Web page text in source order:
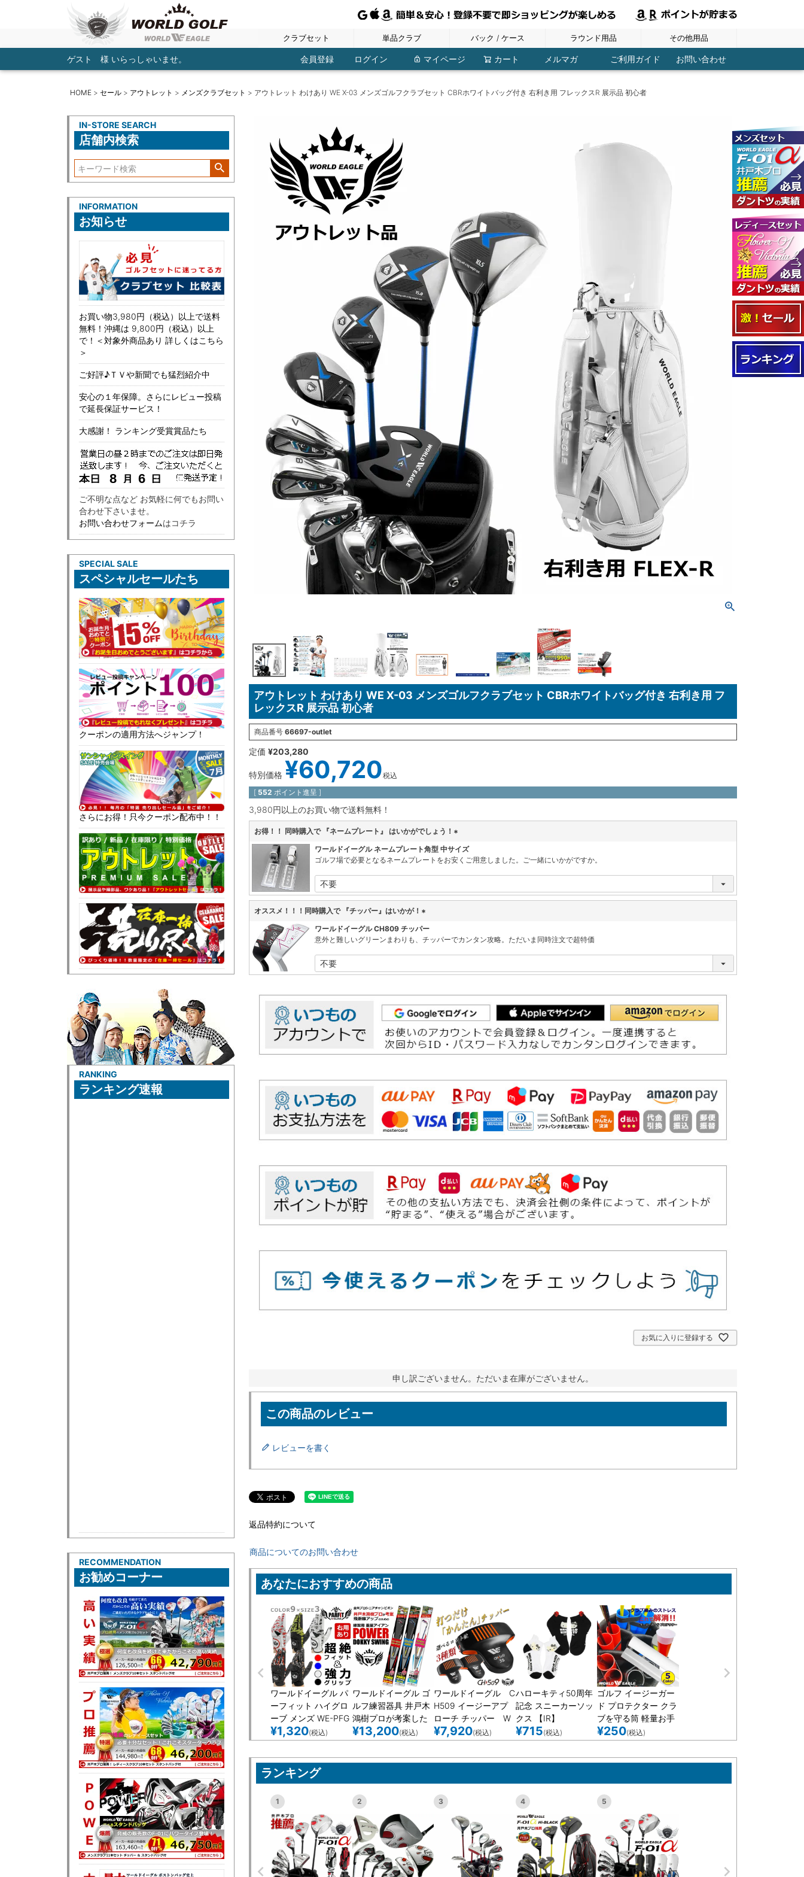
クラブセット
メンズ
レディース
ジュニア
単品クラブ
ドライバー メンズ
レディース
ジュニア
フェアウェイウッド メンズ
レディース
ジュニア
ユーティリティ メンズ
レディース
ジュニア
アイアン メンズ
レディース
ジュニア
ウェッジ・チッパー メンズ
レディース
メンズ
レディース
ジュニア
バック / ケース
メンズバッグ
レディースバッグ
ジュニアバッグ
クラブケース
ボストンバッグ
シューズケース
ポーチ・小物入れ
トラベルカバー
その他
ラウンド用品
グローブ
シューズ メンズ
レディース
ヘッドカバー ドライバー用
ＦＷ用
ＵＴ用
アイアン用
ブレード パター用
マレット パター用
ラウンド用品 スコアーカウンター
ティー
ティーホルダー
ディポットツール
パターキャッチャー
ボールケース
マーカー
傘・パラソル
レーザー距離計
GPSナビ
フック付タオル
その他
その他用品
パーツ / メンテ
練習用品
コンペ用品
コース用品
ネームプレート
健康
アウトドア
トレーニング
その他
ゲスト 様 いらっしゃいませ。 マイページ カート メルマガ ご利用ガイド お問い合わせ
会員登録 ログイン
HOME セール アウトレット メンズクラブセット アウトレット わけあり WE X-03 メンズゴルフクラブセット CBRホワイトバッグ付き 右利き用 フレックスR 展示品 初心者
IN-STORE SEARCH
店舗内検索
INFORMATION
お知らせ
お買い物3,980円（税込）以上で送料
無料！沖縄は 9,800円（税込）以上
で！＜対象外商品あり 詳しくはこちら
＞
ご好評♪ＴＶや新聞でも猛烈紹介中
安心の１年保障。さらにレビュー投稿
で延長保証サービス！
大感謝！ ランキング受賞賞品たち
ご不明な点など お気軽に何でもお問い
合わせ下さいませ。
お問い合わせフォームはコチラ
SPECIAL SALE
スペシャルセールたち
クーポンの適用方法へジャンプ！
さらにお得！只今クーポン配布中！！
RANKING
ランキング速報
RECOMMENDATION
お勧めコーナー
アウトレット わけあり WE X-03 メンズゴルフクラブセット CBRホワイトバッグ付き 右利き用 フ
レックスR 展示品 初心者
商品番号 66697-outlet
定価 ¥203,280
特別価格 ¥60,720税込
[ 552 ポイント進呈 ]
3,980円以上のお買い物で送料無料！
お得！！ 同時購入で 『ネームプレート』 はいかがでしょう！
必
須
)
ワールドイーグル ネームプレート角型 中サイズ
ゴルフ場で必要となるネームプレートをお安くご用意しました。ご一緒にいかがですか。
オススメ！！！同時購入で 『チッパー』はいかが！
(
必
須
)
ワールドイーグル CH809 チッパー
意外と難しいグリーンまわりも、チッパーでカンタン攻略。ただいま同時注文で超特価
お気に入りに登録する
申し訳ございません。ただいま在庫がございません。
レビューを書く
返品特約について
商品についてのお問い合わせ
あなたにおすすめの商品
ワールドイーグル パ
ーフィット ハイグロ
ーブ メンズ WE-PFG
L-TK
¥1,320(税込)
ワールドイーグル ゴ
ルフ練習器具 井戸木
鴻樹プロが考案した
スイング練習用クラ
ブ 重量アイアン
ヘッドスピードがア
飛距離UP、ストレッ
チ、スイング矯正！
¥13,200(税込)
ワールドイーグル C
H509 イージーアプ
ローチ チッパー W
E-CH509-VH 右用
¥7,920(税込)
ハローキティ50周年
記念 スニーカーソッ
クス 【IR】
¥715(税込)
ゴルフ イージーガー
ド プロテクター クラ
ブを守る筒 軽量お手
入れカンタン型崩れ
しにくい連結可能な
リンクベルト付き ク
¥250(税込)
ランキング
1 2 3 4 5